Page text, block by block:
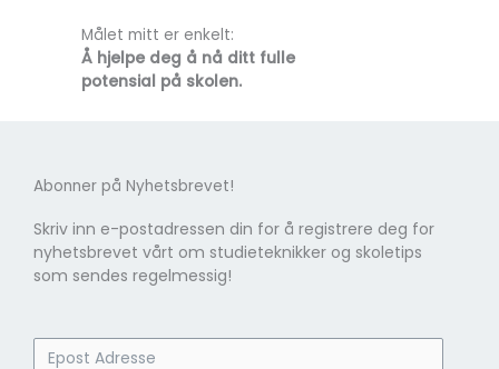
Målet mitt er enkelt:
Å hjelpe deg å nå ditt fulle
potensial på skolen.
Abonner på Nyhetsbrevet!
Skriv inn e-postadressen din for å registrere deg for
nyhetsbrevet vårt om studieteknikker og skoletips
som sendes regelmessig!